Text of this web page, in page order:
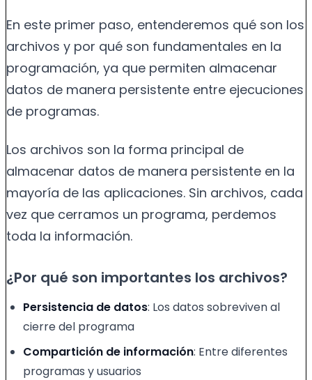
En este primer paso, entenderemos qué son los
archivos y por qué son fundamentales en la
programación, ya que permiten almacenar
datos de manera persistente entre ejecuciones
de programas.
Los archivos son la forma principal de
almacenar datos de manera persistente en la
mayoría de las aplicaciones. Sin archivos, cada
vez que cerramos un programa, perdemos
toda la información.
¿Por qué son importantes los archivos?
Persistencia de datos: Los datos sobreviven al
cierre del programa
Compartición de información: Entre diferentes
programas y usuarios